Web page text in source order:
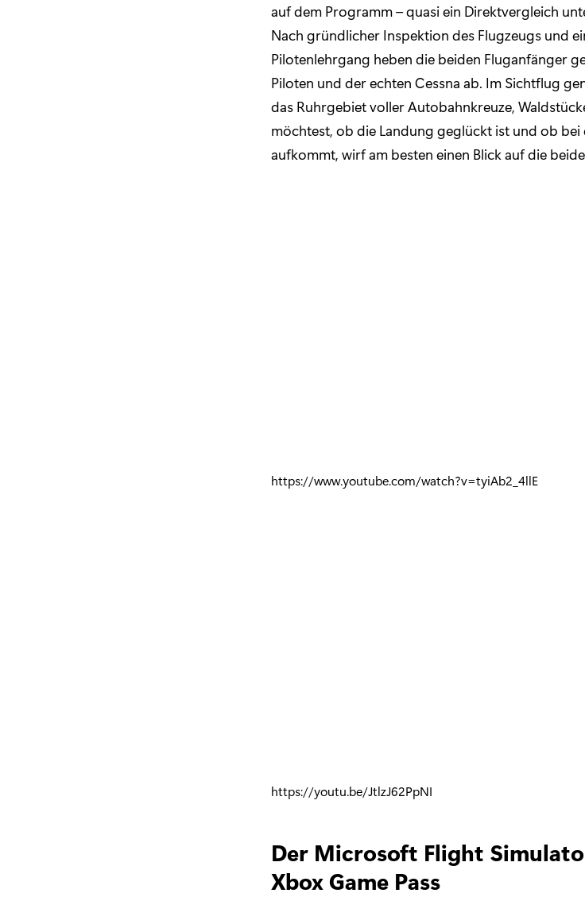
auf dem Programm – quasi ein Direktvergleich
Nach gründlicher Inspektion des Flugzeugs und
Pilotenlehrgang heben die beiden Fluganfänger
Piloten und der echten Cessna ab. Im Sichtflug
das Ruhrgebiet voller Autobahnkreuze,
möchtest, ob die Landung geglückt ist und ob
aufkommt, wirf am besten einen Blick auf die
https://www.youtube.com/watch?v=tyiAb2_4llE
https://youtu.be/JtlzJ62PpNI
Der Microsoft Flight
Xbox Game Pass